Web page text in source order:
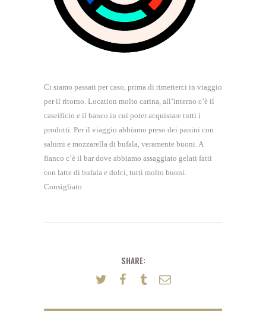
Ci siamo passati per caso, prima di rimetterci in viaggio
per il ritorno. Location molto carina, all’interno c’è il
caseificio e il banco in cui poter acquistare tutti i
prodotti. Per il viaggio abbiamo preso dei panini con
salumi e mozzarella di bufala, veramente buoni. A
fianco c’è il bar dove abbiamo assaggiato gelati fatti
con latte di bufala e dolci, tutti molto buoni.
Consigliato
SHARE: